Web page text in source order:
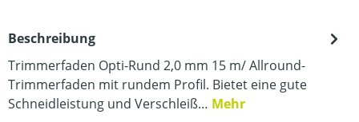
Beschreibung
Trimmerfaden Opti-Rund 2,0 mm 15 m/ Allround-
Trimmerfaden mit rundem Profil. Bietet eine gute
Schneidleistung und Verschleiß… Mehr